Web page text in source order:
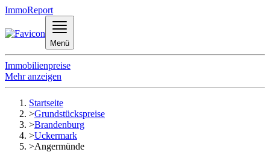
ImmoReport
Menü
Immobilienpreise
Mehr anzeigen
Startseite
>Grundstückspreise
>Brandenburg
>Uckermark
>Angermünde